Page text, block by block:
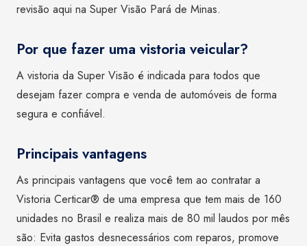
revisão aqui na Super Visão Pará de Minas.
Por que fazer uma vistoria veicular?
A vistoria da Super Visão é indicada para todos que
desejam fazer compra e venda de automóveis de forma
segura e confiável.
Principais vantagens
As principais vantagens que você tem ao contratar a
Vistoria Certicar® de uma empresa que tem mais de 160
unidades no Brasil e realiza mais de 80 mil laudos por mês
são: Evita gastos desnecessários com reparos, promove